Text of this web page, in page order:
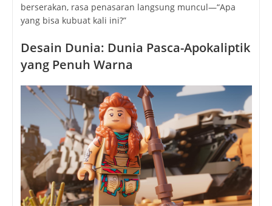
berserakan, rasa penasaran langsung muncul—“Apa
yang bisa kubuat kali ini?”
Desain Dunia: Dunia Pasca-Apokaliptik
yang Penuh Warna